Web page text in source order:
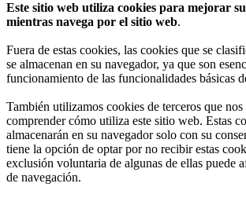
Este sitio web utiliza cookies para mejorar
mientras navega por el sitio web.
Fuera de estas cookies, las cookies que se
se almacenan en su navegador, ya que son
funcionamiento de las funcionalidades básicas
También utilizamos cookies de terceros que
comprender cómo utiliza este sitio web. Estas
almacenarán en su navegador solo con su
tiene la opción de optar por no recibir estas
exclusión voluntaria de algunas de ellas puede
de navegación.